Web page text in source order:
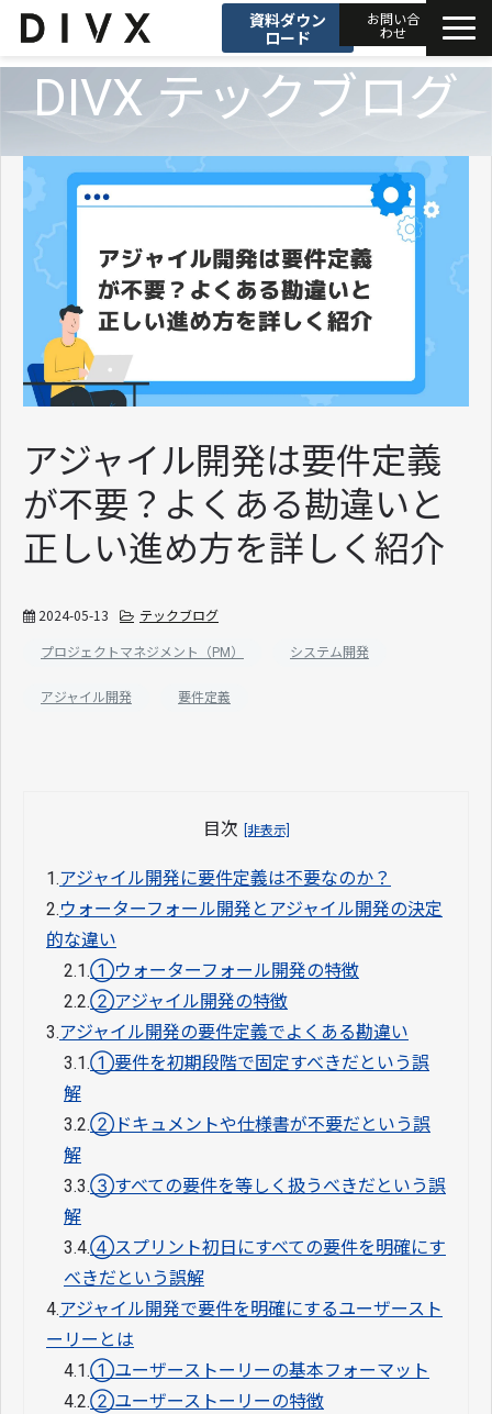
資料ダウン
ロード
お問い合
わせ
AIソリューション
DIVXブログ
開発事例
セミナー
お知らせ
会社情報
DIVX テックブログ
アジャイル開発は要件定義
が不要？よくある勘違いと
正しい進め方を詳しく紹介
2024-05-13 テックブログ
プロジェクトマネジメント（PM） システム開発
アジャイル開発 要件定義
目次 [非表示]
1.アジャイル開発に要件定義は不要なのか？
2.ウォーターフォール開発とアジャイル開発の決定
的な違い
2.1.①ウォーターフォール開発の特徴
2.2.②アジャイル開発の特徴
3.アジャイル開発の要件定義でよくある勘違い
3.1.①要件を初期段階で固定すべきだという誤
解
3.2.②ドキュメントや仕様書が不要だという誤
解
3.3.③すべての要件を等しく扱うべきだという誤
解
3.4.④スプリント初日にすべての要件を明確にす
べきだという誤解
4.アジャイル開発で要件を明確にするユーザースト
ーリーとは
4.1.①ユーザーストーリーの基本フォーマット
4.2.②ユーザーストーリーの特徴